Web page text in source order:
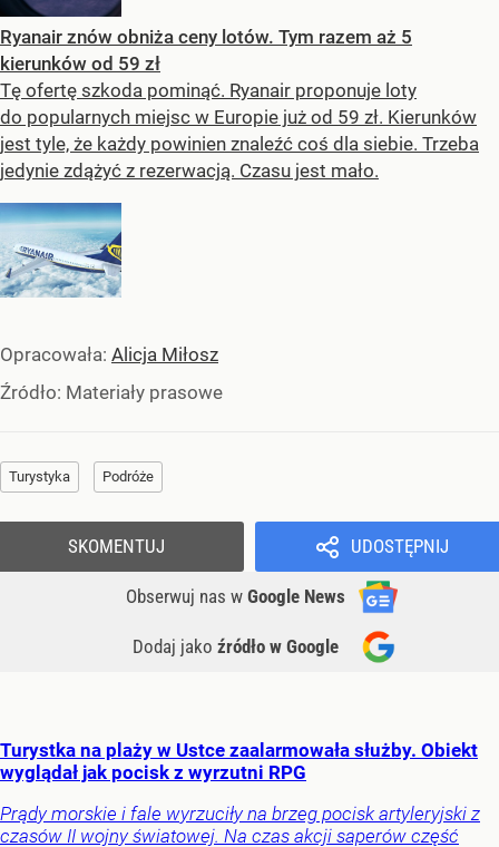
Ryanair znów obniża ceny lotów. Tym razem aż 5
kierunków od 59 zł
Tę ofertę szkoda pominąć. Ryanair proponuje loty
do popularnych miejsc w Europie już od 59 zł. Kierunków
jest tyle, że każdy powinien znaleźć coś dla siebie. Trzeba
jedynie zdążyć z rezerwacją. Czasu jest mało.
Opracowała: Alicja Miłosz
Źródło: Materiały prasowe
Turystyka Podróże
UDOSTĘPNIJ
Obserwuj nas w Google News
Dodaj jako źródło w Google
SKOMENTUJ
Turystka na plaży w Ustce zaalarmowała służby. Obiekt
wyglądał jak pocisk z wyrzutni RPG
Prądy morskie i fale wyrzuciły na brzeg pocisk artyleryjski z
czasów II wojny światowej. Na czas akcji saperów część